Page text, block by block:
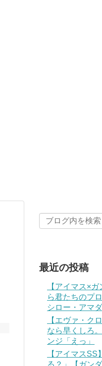
最近の投稿
【アイマス×
ら君たちのプ
シロー・アマ
【エヴァ・ク
なら早くしろ
ンジ「えっ」
【アイマス
る？」【ガンダ